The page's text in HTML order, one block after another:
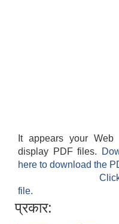
It appears your
display PDF files.
here to download the
file.
प्रकार: